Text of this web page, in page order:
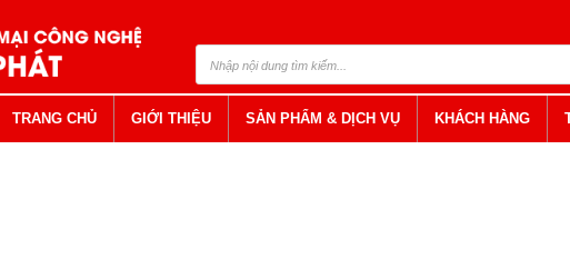
TRANG CHỦ GIỚI THIỆU SẢN PHẨM & DỊCH VỤ KHÁCH HÀNG